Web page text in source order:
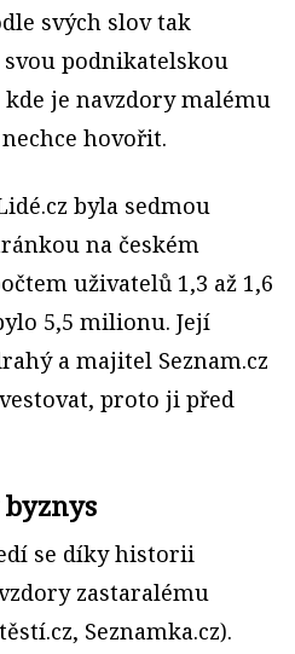
svých slov tak
podnikatelskou
kde je navzdory malému
hovořit.
byla sedmou
na českém
uživatelů 1,3 až 1,6
5,5 milionu. Její
a majitel Seznam.cz
proto ji před
se díky historii
zastaralému
Seznamka.cz).